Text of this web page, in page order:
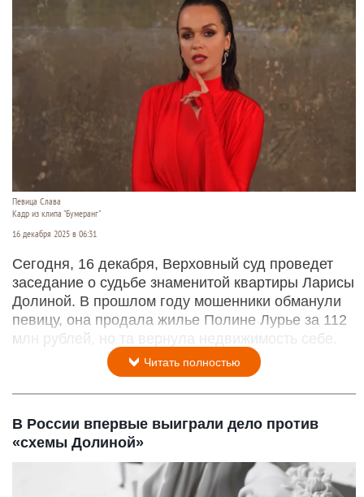
Певица Слава
Кадр из клипа "Бумеранг"
16 декабря 2025 в 06:31
Сегодня, 16 декабря, Верховный суд проведет
заседание о судьбе знаменитой квартиры Ларисы
Долиной. В прошлом году мошенники обманули
певицу, она продала жилье Полине Лурье за 112
млн рублей, но та вернула недвижимость себе.
Читать полностью
В России впервые выиграли дело против
«схемы Долиной»